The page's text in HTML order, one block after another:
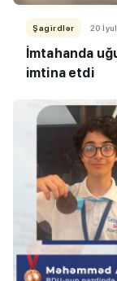
Şagirdlər 20
İmtahanda
imtina etdi